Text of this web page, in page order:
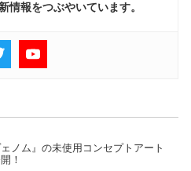
情報をつぶやいています。
ェノム』の未使用コンセプトアート
！